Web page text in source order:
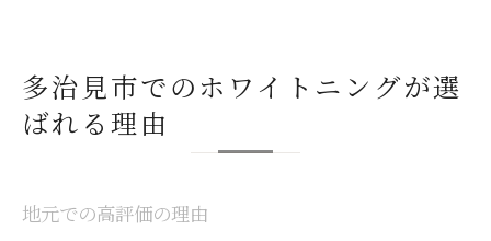
多治見市でのホワイトニングが選
ばれる理由
地元での高評価の理由